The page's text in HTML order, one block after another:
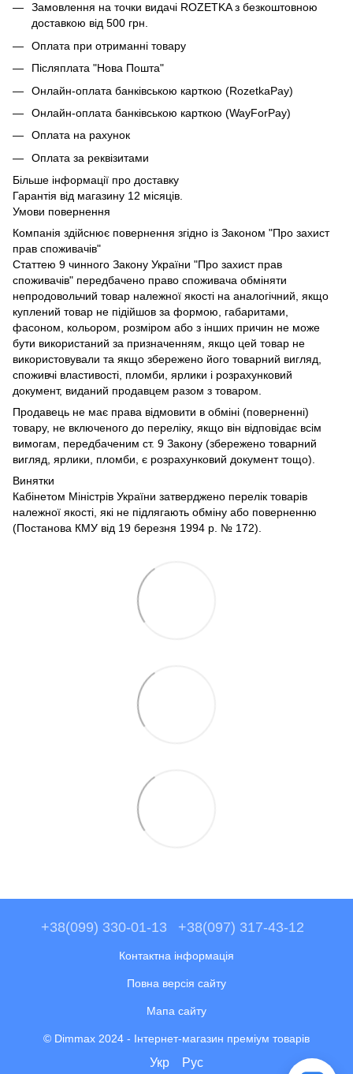
Замовлення на точки видачі ROZETKA з безкоштовною
доставкою від 500 грн.
Оплата при отриманні товару
Післяплата "Нова Пошта"
Онлайн-оплата банківською карткою (RozetkaPay)
Онлайн-оплата банківською карткою (WayForPay)
Оплата на рахунок
Оплата за реквізитами
Більше інформації про доставку
Гарантія від магазину 12 місяців.
Умови повернення
Компанія здійснює повернення згідно із Законом "Про захист
прав споживачів"
Статтею 9 чинного Закону України "Про захист прав
споживачів" передбачено право споживача обміняти
непродовольчий товар належної якості на аналогічний, якщо
куплений товар не підійшов за формою, габаритами,
фасоном, кольором, розміром або з інших причин не може
бути використаний за призначенням, якщо цей товар не
використовували та якщо збережено його товарний вигляд,
споживчі властивості, пломби, ярлики і розрахунковий
документ, виданий продавцем разом з товаром.
Продавець не має права відмовити в обміні (поверненні)
товару, не включеного до переліку, якщо він відповідає всім
вимогам, передбаченим ст. 9 Закону (збережено товарний
вигляд, ярлики, пломби, є розрахунковий документ тощо).
Винятки
Кабінетом Міністрів України затверджено перелік товарів
належної якості, які не підлягають обміну або поверненню
(Постанова КМУ від 19 березня 1994 р. № 172).
+38(099) 330-01-13 +38(097) 317-43-12
Контактна інформація
Повна версія сайту
Мапа сайту
© Dimmax 2024 - Інтернет-магазин преміум товарів
Укр Рус